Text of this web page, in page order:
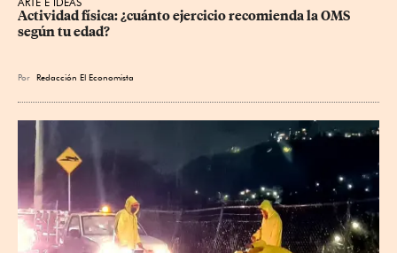
Actividad física: ¿cuánto ejercicio recomienda la OMS
según tu edad?
Por Redacción El Economista